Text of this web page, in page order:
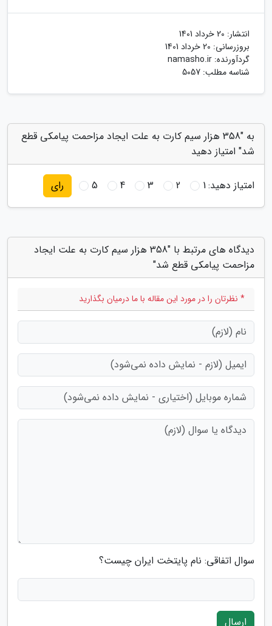
انتشار: 20 خرداد 1401
بروزرسانی: 20 خرداد 1401
گردآورنده: namasho.ir
شناسه مطلب: 5057
به "358 هزار سیم کارت به علت ایجاد مزاحمت پیامکی قطع
شد" امتیاز دهید
امتیاز دهید:1
2
3
4
5 رای
دیدگاه های مرتبط با "358 هزار سیم کارت به علت ایجاد
مزاحمت پیامکی قطع شد"
* نظرتان را در مورد این مقاله با ما درمیان بگذارید
سوال اتفاقی: نام پایتخت ایران چیست؟
ارسال